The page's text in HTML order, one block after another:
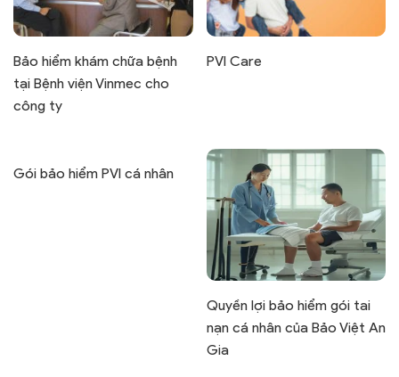
Bảo hiểm khám chữa bệnh
tại Bệnh viện Vinmec cho
công ty
PVI Care
Gói bảo hiểm PVI cá nhân
Quyền lợi bảo hiểm gói tai
nạn cá nhân của Bảo Việt An
Gia